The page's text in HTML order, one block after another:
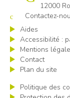
12000
Contactez-
Aides
Accessibilité :
Mentions
Contact
Plan du site
Politique des